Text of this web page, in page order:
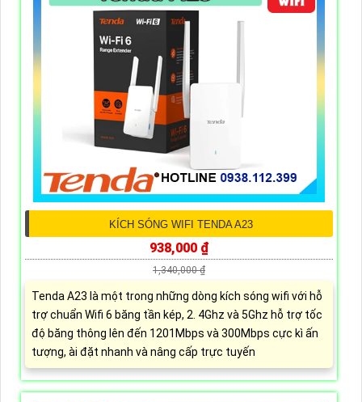
KÍCH SÓNG WIFI TENDA A23
938,000 ₫
1,340,000 ₫
Tenda A23 là một trong những dòng kích sóng wifi với hỗ
trợ chuẩn Wifi 6 băng tần kép, 2. 4Ghz và 5Ghz hỗ trợ tốc
độ băng thông lên đến 1201Mbps và 300Mbps cực kì ấn
tượng, ài đặt nhanh và nâng cấp trực tuyến